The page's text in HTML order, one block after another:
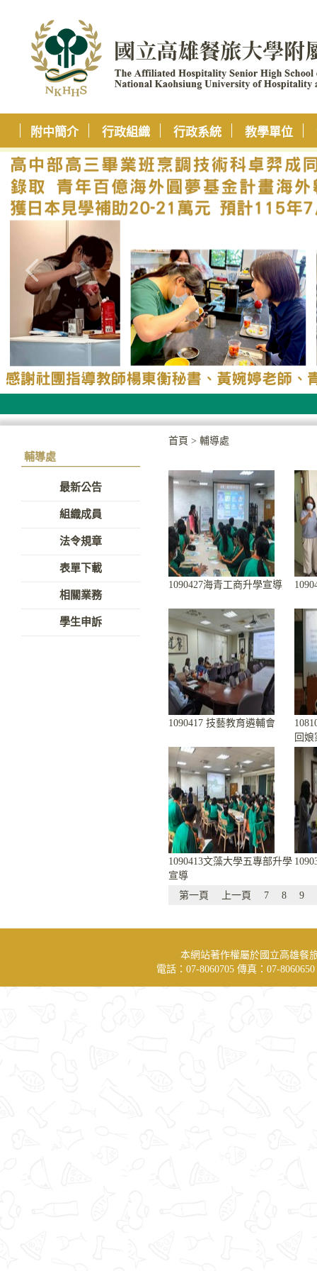
附中簡介 行政組織 行政系統 教學單位
輔導處
最新公告
組織成員
法令規章
表單下載
相關業務
學生申訴
首頁 > 輔導處
1090427海青工商升學宣導
1090417 技藝教育遴輔會
回
1090413文藻大學五專部升學
宣導
第一頁 上一頁 7 8 9
本網站著作權屬於國立高雄餐
電話：07-8060705 傳真：07-